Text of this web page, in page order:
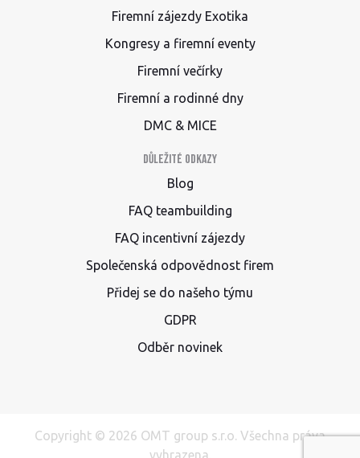
Firemní zájezdy Exotika
Kongresy a firemní eventy
Firemní večírky
Firemní a rodinné dny
DMC & MICE
Důležité odkazy
Blog
FAQ teambuilding
FAQ incentivní zájezdy
Společenská odpovědnost firem
Přidej se do našeho týmu
GDPR
Odběr novinek
Copyright © 2026 OMT group s.r.o. Všechna práva
vyhrazena.